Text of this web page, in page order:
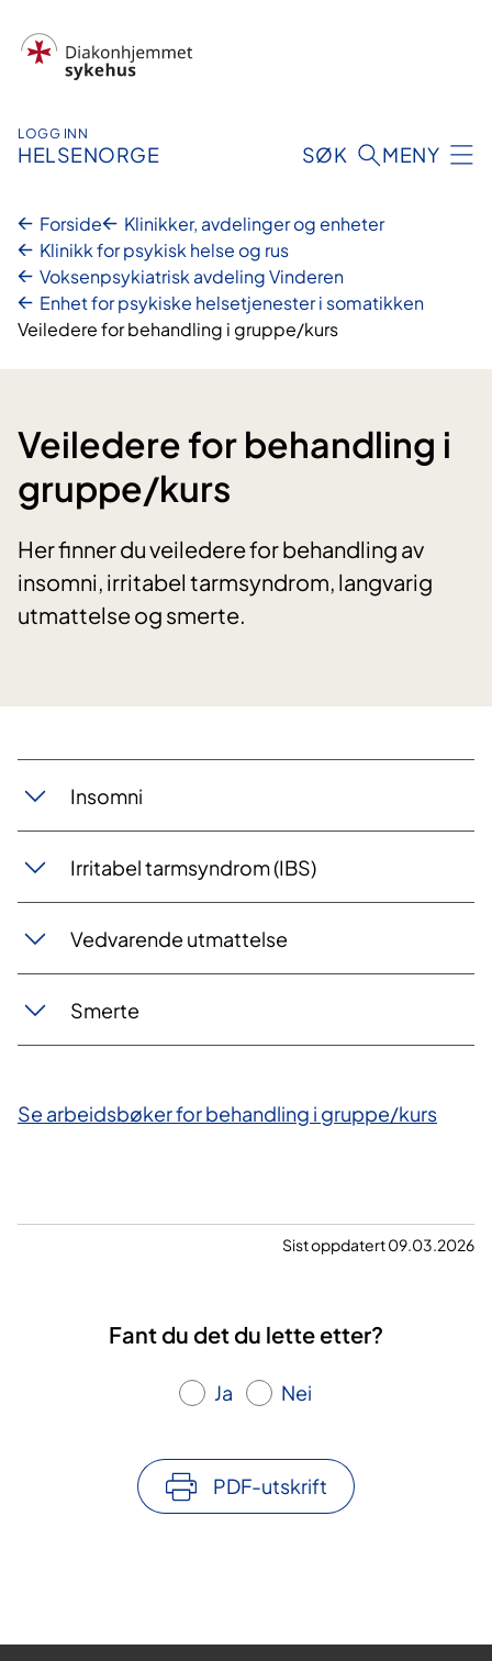
innhold
LOGG INN
HELSENORGE SØK MENY
Forside
Klinikker, avdelinger og enheter
Klinikk for psykisk helse og rus
Voksenpsykiatrisk avdeling Vinderen
Enhet for psykiske helsetjenester i somatikken
Veiledere for behandling i gruppe/kurs
Veiledere for behandling i
gruppe/kurs
Her finner du veiledere for behandling av
insomni, irritabel tarmsyndrom, langvarig
utmattelse og smerte.
Insomni
Irritabel tarmsyndrom (IBS)
Vedvarende utmattelse
Smerte
Se arbeidsbøker for behandling i gruppe/kurs
Sist oppdatert 09.03.2026
Fant du det du lette etter?
Ja Nei
PDF-utskrift